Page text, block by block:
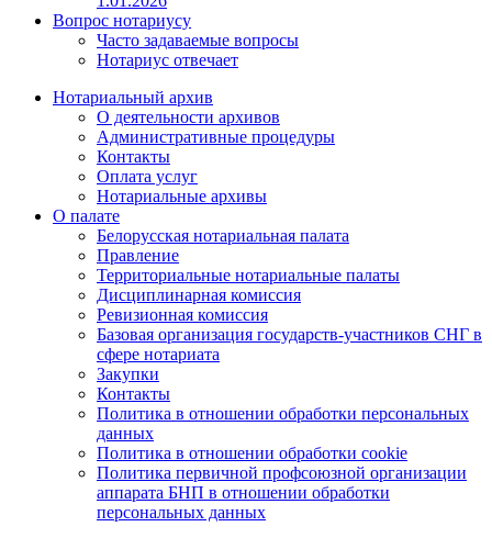
Вопрос нотариусу
Часто задаваемые вопросы
Нотариус отвечает
Нотариальный архив
О деятельности архивов
Административные процедуры
Контакты
Оплата услуг
Нотариальные архивы
О палате
Белорусская нотариальная палата
Правление
Территориальные нотариальные палаты
Дисциплинарная комиссия
Ревизионная комиссия
Базовая организация государств-участников СНГ в
сфере нотариата
Закупки
Контакты
Политика в отношении обработки персональных
данных
Политика в отношении обработки cookie
Политика первичной профсоюзной организации
аппарата БНП в отношении обработки
персональных данных